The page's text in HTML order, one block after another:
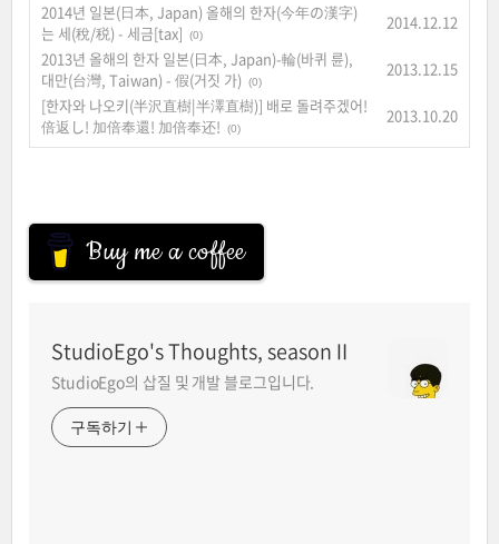
2014년 일본(日本, Japan) 올해의 한자(今年の漢字)
는 세(稅/税) - 세금[tax]
(0)
2014.12.12
2013년 올해의 한자 일본(日本, Japan)-輪(바퀴 륜),
대만(台灣, Taiwan) - 假(거짓 가)
(0)
2013.12.15
[한자와 나오키(半沢直樹|半澤直樹)] 배로 돌려주겠어!
倍返し! 加倍奉還! 加倍奉还!
(0)
2013.10.20
Buy me a coffee
StudioEgo's Thoughts, seasonⅡ
StudioEgo의 삽질 및 개발 블로그입니다.
구독하기